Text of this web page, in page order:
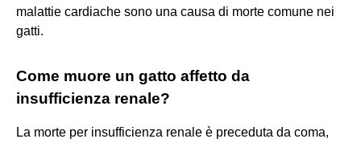
malattie cardiache sono una causa di morte comune nei
gatti.
Come muore un gatto affetto da
insufficienza renale?
La morte per insufficienza renale è preceduta da coma,